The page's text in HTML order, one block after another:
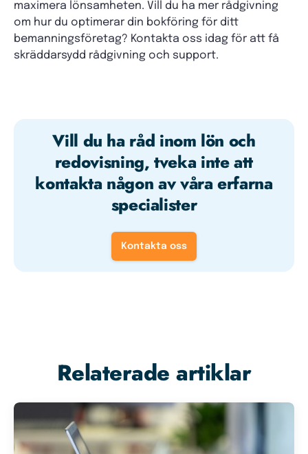
maximera lönsamheten. Vill du ha mer rådgivning
om hur du optimerar din bokföring för ditt
bemanningsföretag? Kontakta oss idag för att få
skräddarsydd rådgivning och support.
Vill du ha råd inom lön och
redovisning, tveka inte att
kontakta någon av våra erfarna
specialister
Kontakta oss
Relaterade artiklar